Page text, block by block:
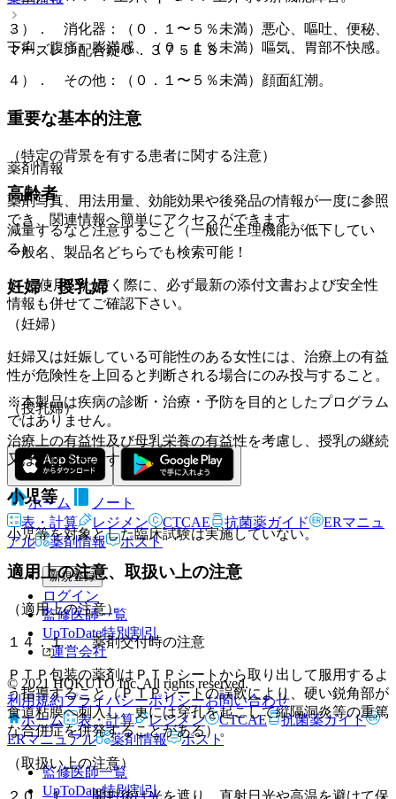
マーズレン配合錠０．３７５ＥＳ
３）． 消化器：（０．１〜５％未満）悪心、嘔吐、便秘、
下痢、腹痛、膨満感、（０．１％未満）嘔気、胃部不快感。
４）． その他：（０．１〜５％未満）顔面紅潮。
重要な基本的注意
（特定の背景を有する患者に関する注意）
高齢者
減量するなど注意すること（一般に生理機能が低下してい
る）。
妊婦・授乳婦
（妊婦）
妊婦又は妊娠している可能性のある女性には、治療上の有益
性が危険性を上回ると判断される場合にのみ投与すること。
（授乳婦）
治療上の有益性及び母乳栄養の有益性を考慮し、授乳の継続
又は中止を検討すること。
小児等
小児等を対象とした臨床試験は実施していない。
適用上の注意、取扱い上の注意
（適用上の注意）
１４．１． 薬剤交付時の注意
ＰＴＰ包装の薬剤はＰＴＰシートから取り出して服用するよ
う指導すること（ＰＴＰシートの誤飲により、硬い鋭角部が
食道粘膜へ刺入し、更には穿孔を起こして縦隔洞炎等の重篤
な合併症を併発することがある）。
（取扱い上の注意）
２０．１． 開封後は光を遮り、直射日光や高温を避けて保
薬剤情報
薬剤写真、用法用量、効能効果や後発品の情報が一度に参照
でき、関連情報へ簡単にアクセスができます。
一般名、製品名どちらでも検索可能！
※ ご使用いただく際に、必ず最新の添付文書および安全性
情報も併せてご確認下さい。
※本製品は疾病の診断・治療・予防を目的としたプログラム
ではありません。
ホーム
ノート
表・計算
レジメン CTCAE 抗菌薬ガイド
ERマニュ
アル
薬剤情報 ポスト
新規登録
ログイン
監修医師一覧
UpToDate特別割引
運営会社
© 2021 HOKUTO Inc. All rights reserved.
利用規約プライバシーポリシーお問い合わせ
ホーム
表・計算 レジメン CTCAE
抗菌薬ガイド
ERマニュアル
薬剤情報 ポスト
監修医師一覧
UpToDate特別割引